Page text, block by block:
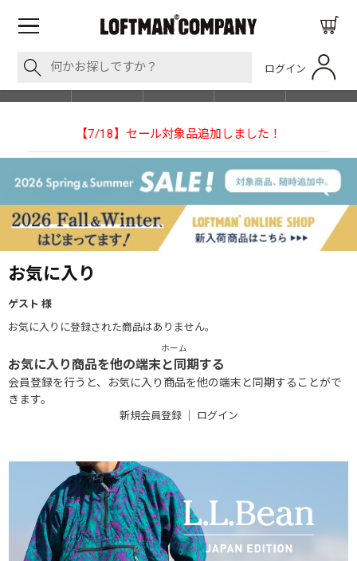
ログイン
SHOP LIST
7/18】セール対象品追加しました！ 【NEEDLESの別
お気に入り
ゲスト 様
お気に入りに登録された商品はありません。
ホーム
お気に入り商品を他の端末と同期する
会員登録を行うと、お気に入り商品を他の端末と同期することがで
きます。
新規会員登録｜ ログイン